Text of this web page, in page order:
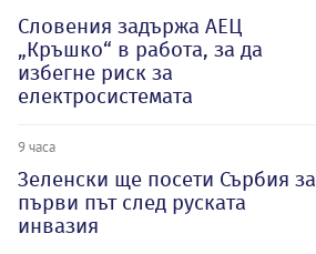
Словения задържа АЕЦ
„Кръшко“ в работа, за да
избегне риск за
електросистемата
9 часа
Зеленски ще посети Сърбия за
първи път след руската
инвазия